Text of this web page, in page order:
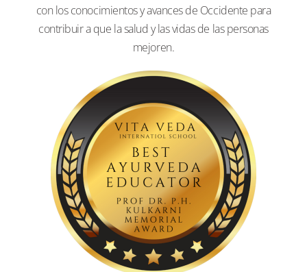
con los conocimientos y avances de Occidente para
contribuir a que la salud y las vidas de las personas
mejoren.